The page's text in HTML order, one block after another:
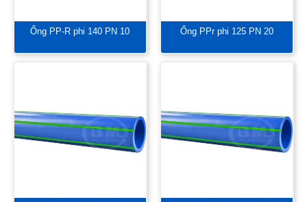
Ống PP-R phi 140 PN 10 Ống PPr phi 125 PN 20